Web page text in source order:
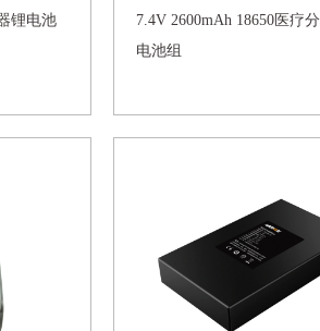
锂电池
7.4V 2600mAh 18650医疗
电池组